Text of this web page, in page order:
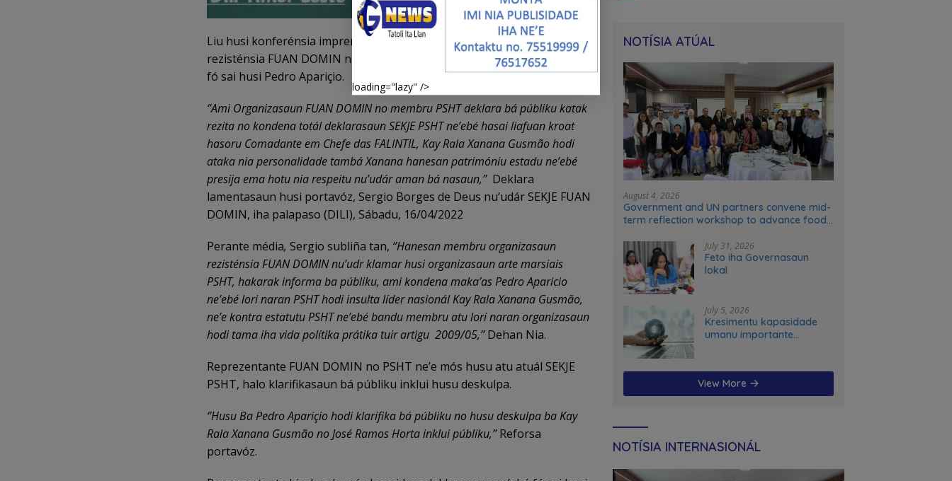
Liu husi konferénsia imprensa, reprezentante membru organizasaun
rezisténsia FUAN DOMIN no PSHT, deklara, rezeita deklarasaun ne’ebé
fó sai husi Pedro Apariçio.
‘’Ami Organizasaun FUAN DOMIN no membru PSHT deklara bá públiku katak
rezita no kondena totál deklarasaun SEKJE PSHT ne’ebé hasai liafuan kroat
hasoru Comadante em Chefe das FALINTIL, Kay Rala Xanana Gusmão hodi
ataka nia personalidade tambá Xanana hanesan patrimóniu estadu ne’ebé
presija ema hotu nia respeitu nu’udár aman bá nasaun,’’Deklara
lamentasaun husi portavóz, Sergio Borges de Deus nu’udár SEKJE FUAN
DOMIN, iha palapaso (DILI), Sábadu, 16/04/2022
Perante média, Sergio subliña tan, ‘’Hanesan membru organizasaun
rezisténsia FUAN DOMIN nu’udr klamar husi organizasaun arte marsiais
PSHT, hakarak informa ba públiku, ami kondena maka’as Pedro Aparicio
ne’ebé lori naran PSHT hodi insulta líder nasionál Kay Rala Xanana Gusmão,
ne’e kontra estatutu PSHT ne’ebé bandu membru atu lori naran organizasaun
hodi tama iha vida polítika prátika tuir artigu 2009/05,’’Dehan Nia.
Reprezentante FUAN DOMIN no PSHT ne’e mós husu atu atuál SEKJE
PSHT, halo klarifikasaun bá públiku inklui husu deskulpa.
‘’Husu Ba Pedro Apariçio hodi klarifika bá públiku no husu deskulpa ba Kay
Rala Xanana Gusmão no José Ramos Horta inklui públiku,’’Reforsa
portavóz.
NOTÍSIA ATÚAL
August 4, 2026
Government and UN partners convene mid-
term reflection workshop to advance food
July 31, 2026
Feto iha Governasaun
lokal
July 5, 2026
Kresimentu kapasidade
umanu importante
View More
NOTÍSIA INTERNASIONÁL
loading="lazy" />